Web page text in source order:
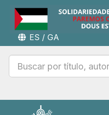
ES / GA